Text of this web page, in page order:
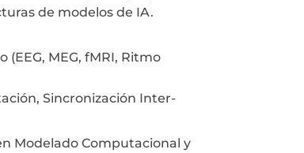
de modelos de IA.
(EEG, MEG, fMRI, Ritmo
Sincronización Inter-
Modelado Computacional y